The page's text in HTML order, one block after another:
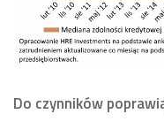
Do czynników